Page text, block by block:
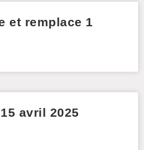
et remplace 1
avril 2025